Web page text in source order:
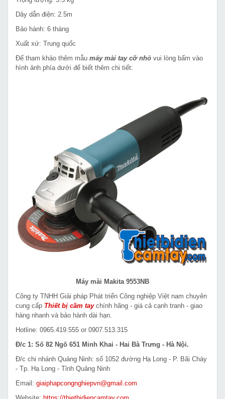
Dây dẫn điện: 2.5m
Bảo hành: 6 tháng
Xuất xứ: Trung quốc
Để tham khảo thêm mẫu máy mài tay cỡ nhỏ vui lòng bấm vào
hình ảnh phía dưới để biết thêm chi tiết:
Máy mài Makita 9553NB
Công ty TNHH Giải pháp Phát triển Công nghiệp Việt nam chuyên
cung cấp Thiết bị cầm taychính hãng - giá cả cạnh tranh - giao
hàng nhanh và bảo hành dài hạn.
Hotline: 0965.419.555 or 0907.513.315
Đ/c 1: Số 82 Ngõ 651 Minh Khai - Hai Bà Trưng - Hà Nội.
Đ/c chi nhánh Quảng Ninh: số 1052 đường Hạ Long - P. Bãi Cháy
- Tp. Hạ Long - Tỉnh Quảng Ninh
Email: giaiphapcongnghiepvn@gmail.com